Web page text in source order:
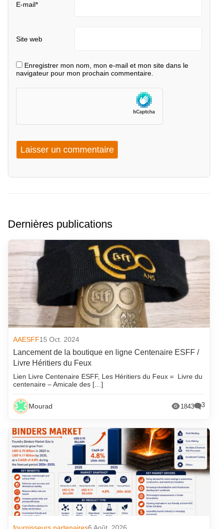
E-mail*
Site web
Enregistrer mon nom, mon e-mail et mon site dans le
navigateur pour mon prochain commentaire.
Dernières publications
AAESFF15 Oct. 2024
Lancement de la boutique en ligne Centenaire ESFF /
Livre Héritiers du Feux
Lien Livre Centenaire ESFF, Les Héritiers du Feux = Livre du
centenaire – Amicale des […]
Mourad 1843 3